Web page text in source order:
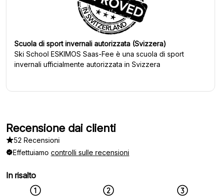
Scuola di sport invernali autorizzata (Svizzera)
Ski School ESKIMOS Saas-Fee è una scuola di sport
invernali ufficialmente autorizzata in Svizzera
Recensione dai clienti
52 Recensioni
Effettuiamo controlli sulle recensioni
In risalto